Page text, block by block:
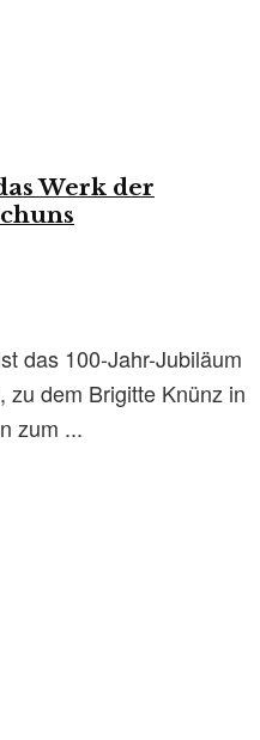
Werk der
das 100-Jahr-Jubiläum
zu dem Brigitte Knünz in
zum ...